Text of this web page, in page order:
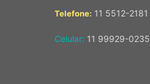
Telefone: 11 5512-2181
Celular: 11 99929-0235